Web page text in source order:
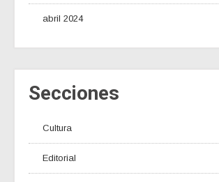
abril 2024
Secciones
Cultura
Editorial